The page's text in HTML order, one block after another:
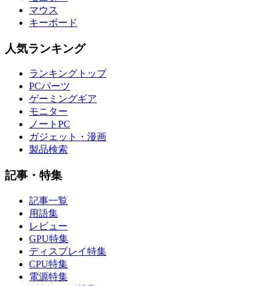
マウス
キーボード
人気ランキング
ランキングトップ
PCパーツ
ゲーミングギア
モニター
ノートPC
ガジェット・漫画
製品検索
記事・特集
記事一覧
用語集
レビュー
GPU特集
ディスプレイ特集
CPU特集
電源特集